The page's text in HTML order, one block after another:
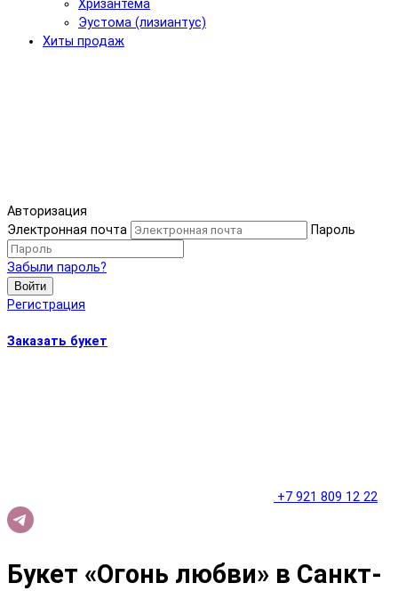
Хризантема
Эустома (лизиантус)
Хиты продаж
Авторизация
Электронная почта
Пароль
Забыли пароль?
Войти
Регистрация
Заказать букет
+7 921 809 12 22
Букет «Огонь любви» в Санкт-